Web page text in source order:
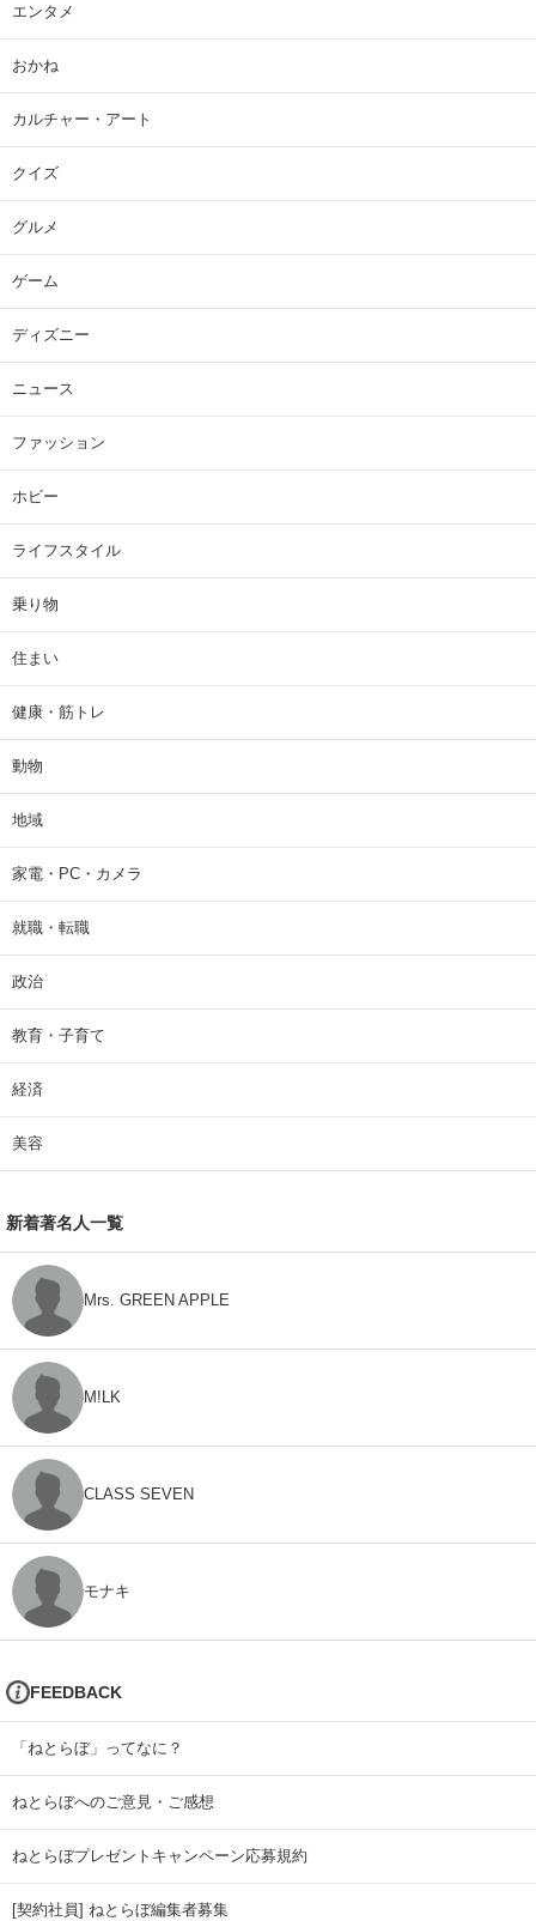
エンタメ
おかね
カルチャー・アート
クイズ
グルメ
ゲーム
ディズニー
ニュース
ファッション
ホビー
ライフスタイル
乗り物
住まい
健康・筋トレ
動物
地域
家電・PC・カメラ
就職・転職
政治
教育・子育て
経済
美容
新着著名人一覧
Mrs. GREEN APPLE
M!LK
CLASS SEVEN
モナキ
FEEDBACK
「ねとらぼ」ってなに？
ねとらぼへのご意見・ご感想
ねとらぼプレゼントキャンペーン応募規約
[契約社員] ねとらぼ編集者募集